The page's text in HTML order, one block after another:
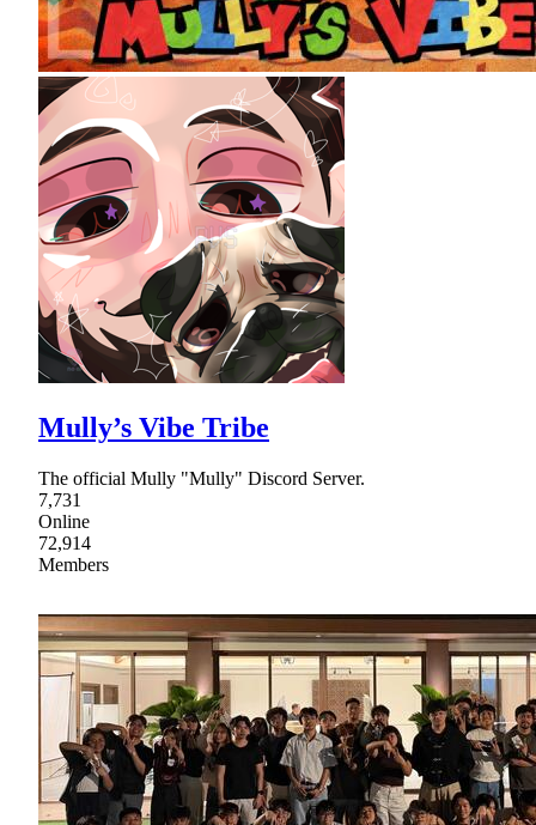
Mully’s Vibe Tribe
The official Mully "Mully" Discord Server.
7,731
Online
72,914
Members